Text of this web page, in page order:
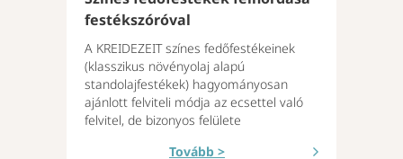
festékszóróval
A KREIDEZEIT színes fedőfestékeinek
(klasszikus növényolaj alapú
standolajfestékek) hagyományosan
ajánlott felviteli módja az ecsettel való
felvitel, de bizonyos felülete
Tovább >